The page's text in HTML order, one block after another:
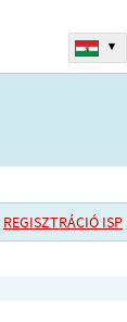
▾
REGISZTRÁCIÓ ISP